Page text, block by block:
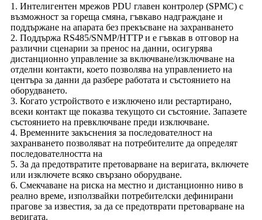
1. Интелигентен мрежов PDU главен контролер (SPMC) с
възможност за гореща смяна, гъвкаво надграждане и
поддържане на апарата без прекъсване на захранването
2. Поддържа RS485/SNMP/HTTP и е гъвкав в отговор на
различни сценарии за пренос на данни, осигурява
дистанционно управление за включване/изключване на
отделни контакти, което позволява на управлението на
центъра за данни да разбере работата и състоянието на
оборудването.
3. Когато устройството е изключено или рестартирано,
всеки контакт ще показва текущото си състояние. Запазете
състоянието на превключване преди изключване.
4. Временните закъснения за последователност на
захранването позволяват на потребителите да определят
последователността на
5. За да предотвратите претоварване на веригата, включете
или изключете всяко свързано оборудване.
6. Смекчаване на риска на местно и дистанционно ниво в
реално време, използвайки потребителски дефинирани
прагове за известия, за да се предотврати претоварване на
веригата.